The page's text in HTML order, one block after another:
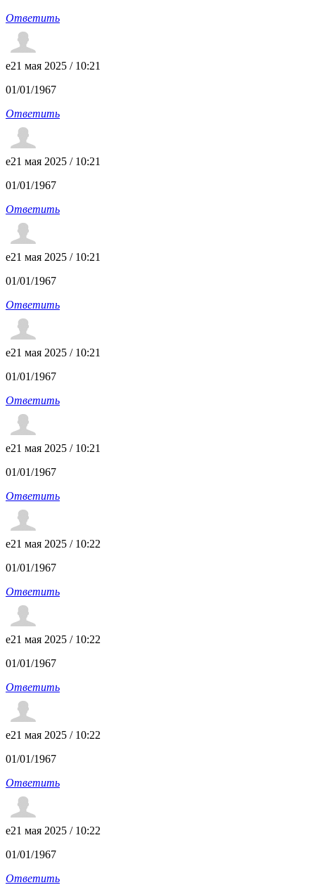
Ответить
e21 мая 2025 / 10:21
01/01/1967
Ответить
e21 мая 2025 / 10:21
01/01/1967
Ответить
e21 мая 2025 / 10:21
01/01/1967
Ответить
e21 мая 2025 / 10:21
01/01/1967
Ответить
e21 мая 2025 / 10:21
01/01/1967
Ответить
e21 мая 2025 / 10:22
01/01/1967
Ответить
e21 мая 2025 / 10:22
01/01/1967
Ответить
e21 мая 2025 / 10:22
01/01/1967
Ответить
e21 мая 2025 / 10:22
01/01/1967
Ответить